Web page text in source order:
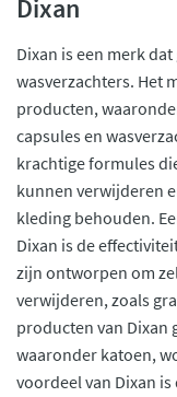
Dixan
Dixan is een merk
wasverzachters. Het
producten,
capsules en
krachtige formules
kunnen verwijderen
kleding behouden.
Dixan is de
zijn ontworpen om
verwijderen, zoals
producten van Dixan
waaronder katoen,
voordeel van Dixan